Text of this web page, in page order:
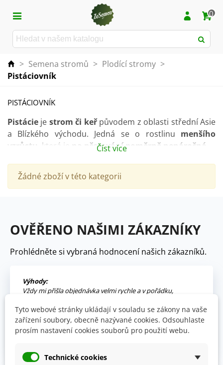
0
> Semena stromů > Plodící stromy >
Pistáciovník
PISTÁCIOVNÍK
Pistácie je strom či keřpůvodem z oblasti střední Asie
a Blízkého východu. Jedná se o rostlinu menšího
vzrůstu
, která je na pěstování poměrně nenáročná
Stanoviště volteslunečné, popřípadě můžete i
polostinné.Dobře snáší suché půdy
nedaří v přemokřených a kyselých půdách.
to drahou pochutinou. Mají
specifickou chuť
pro naše zdraví velmi prospěšné.
Číst více
Žádné zboží v této kategorii
OVĚŘENO NAŠIMI ZÁKAZNÍKY
Prohlédněte si vybraná hodnocení našich zákazníků.
Výhody:
Vždy mi přišla objednávka velmi rychle a v pořádku,
Jitka V. 02.06.2026
Tyto webové stránky ukládají v souladu se zákony na vaše
zařízení soubory, obecně nazývané cookies. Odsouhlaste
prosím nastavení cookies souborů pro použití webu.
Technické cookies